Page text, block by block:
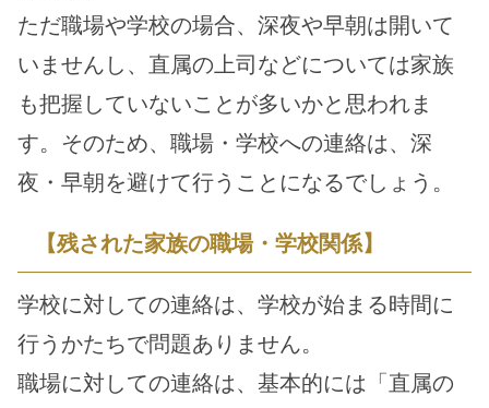
ただ職場や学校の場合、深夜や早朝は開いて
いませんし、直属の上司などについては家族
も把握していないことが多いかと思われま
す。そのため、職場・学校への連絡は、深
夜・早朝を避けて行うことになるでしょう。
【残された家族の職場・学校関係】
学校に対しての連絡は、学校が始まる時間に
行うかたちで問題ありません。
職場に対しての連絡は、基本的には「直属の